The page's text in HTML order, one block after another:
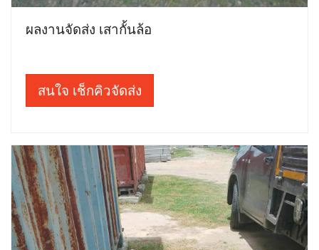
ผลงานจัดส่ง เสากั้นล้อ
สนใจ เช็กคิวจัดส่ง